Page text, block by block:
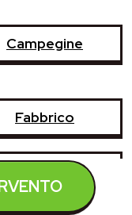
Campegine
Fabbrico